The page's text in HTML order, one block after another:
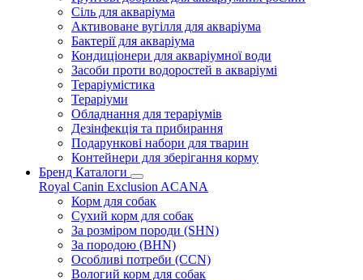
Сіль для акваріума
Активоване вугілля для акваріума
Бактерії для акваріума
Кондиціонери для акваріумної води
Засоби проти водоростей в акваріумі
Тераріумістика
Тераріуми
Обладнання для тераріумів
Дезінфекція та прибирання
Подарункові набори для тварин
Контейнери для зберігання корму
Бренд Каталоги
Royal Canin Exclusion ACANA
Корм для собак
Сухий корм для собак
За розміром породи (SHN)
За породою (BHN)
Особливі потреби (CCN)
Вологий корм для собак